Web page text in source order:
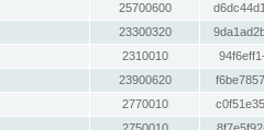
25700600
23300320
2310010
23900620
2770010